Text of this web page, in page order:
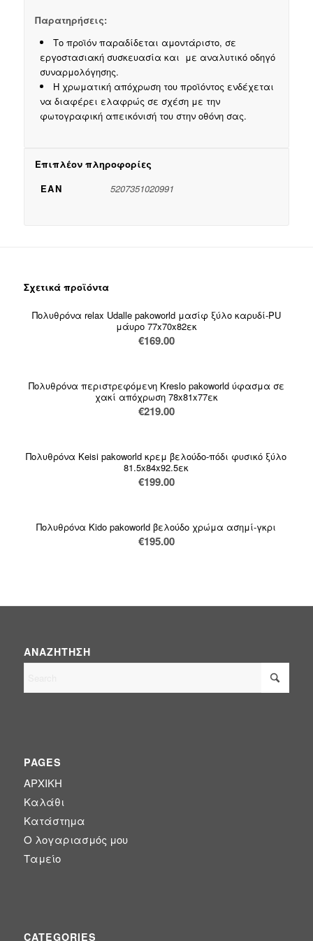
Παρατηρήσεις:
Το προϊόν παραδίδεται αμοντάριστο, σε
εργοστασιακή συσκευασία και με αναλυτικό οδηγό
συναρμολόγησης.
Η χρωματική απόχρωση του προϊόντος ενδέχεται
να διαφέρει ελαφρώς σε σχέση με την
φωτογραφική απεικόνισή του στην οθόνη σας.
Επιπλέον πληροφορίες
EAN
5207351020991
Σχετικά προϊόντα
Πολυθρόνα relax Udalle pakoworld μασίφ ξύλο καρυδί-PU
μάυρο 77x70x82εκ
€169.00
Πολυθρόνα περιστρεφόμενη Kreslo pakoworld ύφασμα σε
χακί απόχρωση 78x81x77εκ
€219.00
Πολυθρόνα Keisi pakoworld κρεμ βελούδο-πόδι φυσικό ξύλο
81.5x84x92.5εκ
€199.00
Πολυθρόνα Kido pakoworld βελούδο χρώμα ασημί-γκρι
€195.00
ΑΝΑΖΉΤΗΣΗ
PAGES
ΑΡΧΙΚΗ
Καλάθι
Κατάστημα
Ο λογαριασμός μου
Ταμείο
CATEGORIES